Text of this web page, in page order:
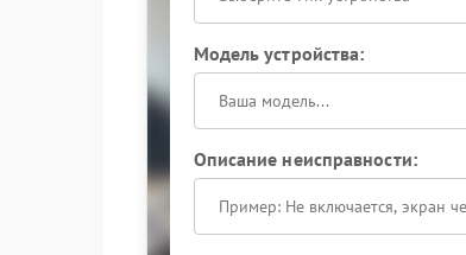
Модель устройства:
Описание неисправности: